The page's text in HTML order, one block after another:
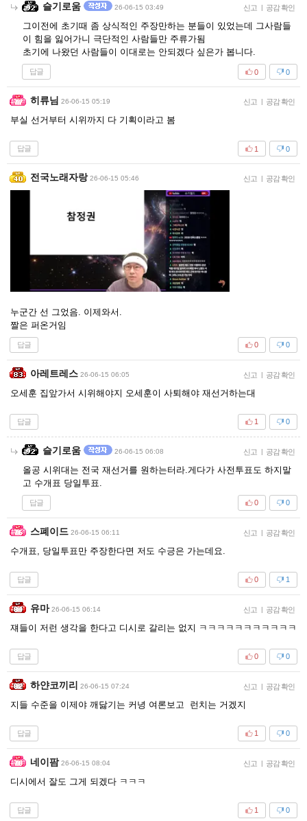
슬기로움 26-06-15 03:49 신고 | 공감 확인
그이전에 초기때 좀 상식적인 주장만하는 분들이 있었는데 그사람들
이 힘을 잃어가니 극단적인 사람들만 주류가됨
초기에 나왔던 사람들이 이대로는 안되겠다 싶은가 봅니다.
답글 0
0
히류님 26-06-15 05:19 신고 | 공감 확인
부실 선거부터 시위까지 다 기획이라고 봄
답글 0
1
전국노래자랑 26-06-15 05:46 신고 | 공감 확인
누군간 선 그었음. 이제와서.
짤은 퍼온거임
답글 0
0
아레트레스 26-06-15 06:05 신고 | 공감 확인
오세훈 집앞가서 시위해야지 오세훈이 사퇴해야 재선거하는대
답글 0
1
슬기로움 26-06-15 06:08 신고 | 공감 확인
올공 시위대는 전국 재선거를 원하는터라.게다가 사전투표도 하지말
고 수개표 당일투표.
답글 0
0
스폐이드 26-06-15 06:11 신고 | 공감 확인
수개표, 당일투표만 주장한다면 저도 수긍은 가는데요.
답글 1
0
유마 26-06-15 06:14 신고 | 공감 확인
쟤들이 저런 생각을 한다고 디시로 갈리는 없지 ㅋㅋㅋㅋㅋㅋㅋㅋㅋㅋㅋ
답글 0
0
하얀코끼리 26-06-15 07:24 신고 | 공감 확인
지들 수준을 이제야 깨닳기는 커녕 여론보고 런치는 거겠지
답글 0
1
네이팜 26-06-15 08:04 신고 | 공감 확인
디시에서 잘도 그게 되겠다 ㅋㅋㅋ
답글 0
1